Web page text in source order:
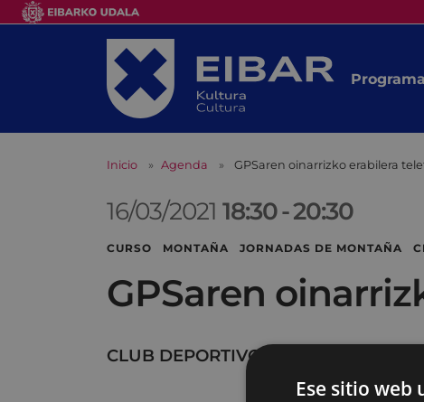
Inicio Agenda GPSaren oinarrizko erabilera
16/03/2021 18:30-20:30
CURSO MONTAÑA JORNADAS DE MONTAÑA
GPSaren
CLUB DEPORTIVO
Ese sitio web